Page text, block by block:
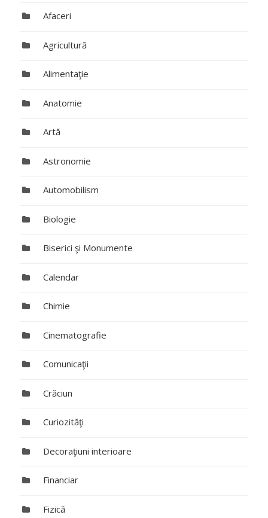
Afaceri
Agricultură
Alimentaţie
Anatomie
Artă
Astronomie
Automobilism
Biologie
Biserici şi Monumente
Calendar
Chimie
Cinematografie
Comunicaţii
Crăciun
Curiozităţi
Decoraţiuni interioare
Financiar
Fizică